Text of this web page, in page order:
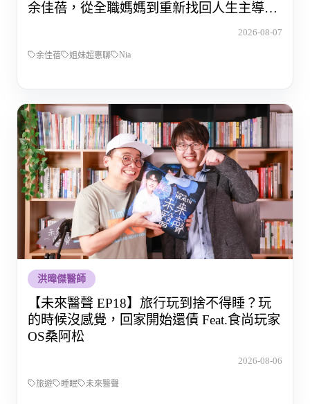
余佳蓓，從全職媽媽到重新找回人生主導權
2026-08-07
余佳蓓 姐妹超惠聊 Nia
洪暐傑醫師
【未來醫聲 EP18】旅行玩到捨不得睡？玩
的時候沒感覺，回家開始還債 Feat.食尚玩家
OS桑阿松
2026-08-06
旅遊 睡眠 未來醫聲